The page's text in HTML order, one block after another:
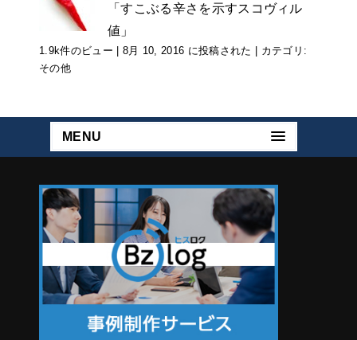
「すこぶる辛さを示すスコヴィル
値」
1.9k件のビュー | 8月 10, 2016 に投稿された | カテゴリ:
その他
MENU